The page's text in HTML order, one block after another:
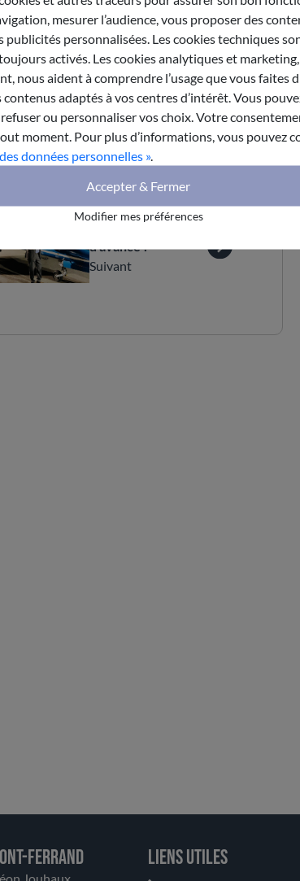
Environnement.
par e-mail
Toujours un temps
d'avance !
Suivant
Ferrand Liens utiles
mesurer l’audience, vous proposer des
publicités personnalisées. Les cookies techniques
activés. Les cookies analytiques et
nous aident à comprendre l’usage que vous faites
adaptés à vos centres d’intérêt. Vous
ou personnaliser vos choix. Votre
moment. Pour plus d’informations, vous pouvez
données personnelles ».
Accepter & Fermer
Modifier mes préférences